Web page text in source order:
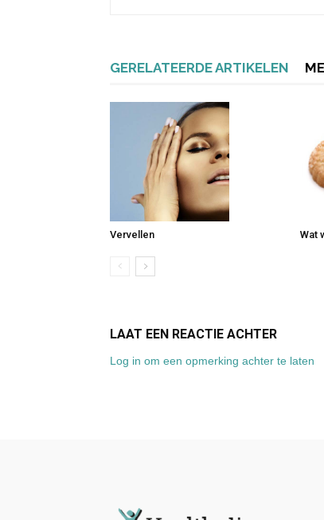
GERELATEERDE ARTIKELEN
Vervellen Wat
LAAT EEN REACTIE ACHTER
Log in om een opmerking achter te laten